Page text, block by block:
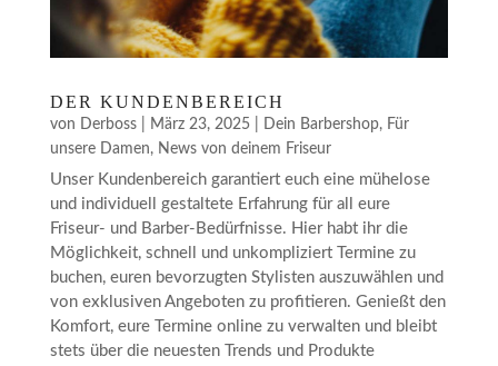
DER KUNDENBEREICH
von Derboss| März 23, 2025| Dein Barbershop, Für
unsere Damen, News von deinem Friseur
Unser Kundenbereich garantiert euch eine mühelose
und individuell gestaltete Erfahrung für all eure
Friseur- und Barber-Bedürfnisse. Hier habt ihr die
Möglichkeit, schnell und unkompliziert Termine zu
buchen, euren bevorzugten Stylisten auszuwählen und
von exklusiven Angeboten zu profitieren. Genießt den
Komfort, eure Termine online zu verwalten und bleibt
stets über die neuesten Trends und Produkte